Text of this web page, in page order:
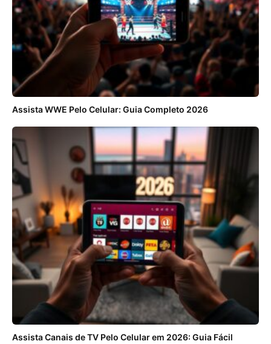
Assista WWE Pelo Celular: Guia Completo 2026
Assista Canais de TV Pelo Celular em 2026: Guia Fácil